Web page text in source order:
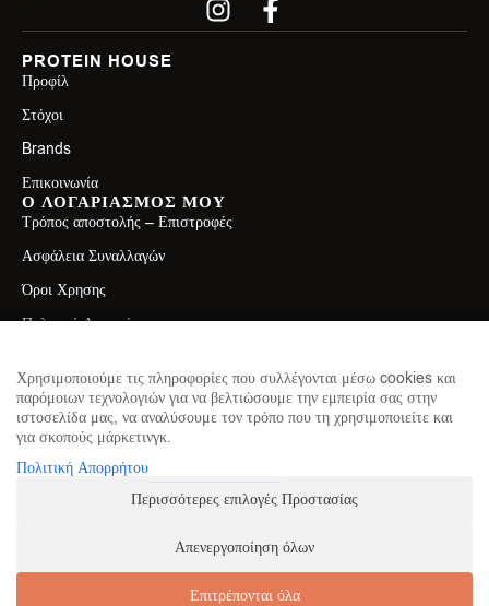
PROTEIN HOUSE
Προφίλ
Στόχοι
Brands
Επικοινωνία
Ο ΛΟΓΑΡΙΑΣΜΟΣ ΜΟΥ
Τρόπος αποστολής – Επιστροφές
Ασφάλεια Συναλλαγών
Όροι Χρησης
Πολιτική Απορρήτου
2130411750
info@theproteinhouse.gr
ΕΓΓΡΑΦΕΙΤΕ ΣΤΟ NEWSLETTER
ΕΓΓΡΑΦΗ
Χρησιμοποιούμε τις πληροφορίες που συλλέγονται μέσω cookies και
παρόμοιων τεχνολογιών για να βελτιώσουμε την εμπειρία σας στην
ιστοσελίδα μας, να αναλύσουμε τον τρόπο που τη χρησιμοποιείτε και
για σκοπούς μάρκετινγκ.
Πολιτική Απορρήτου
Περισσότερες επιλογές Προστασίας
Απενεργοποίηση όλων
Επιτρέπονται όλα